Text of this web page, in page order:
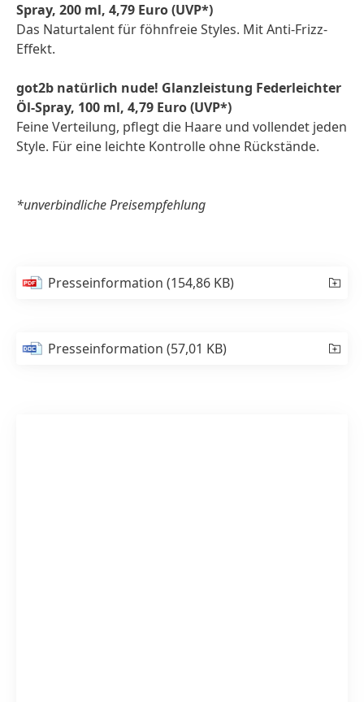
Spray, 200 ml, 4,79 Euro(UVP*)
Das Naturtalent für föhnfreie Styles. Mit Anti-Frizz-
Effekt.
got2b natürlich nude! Glanzleistung Federleichter
Öl-Spray, 100 ml, 4,79 Euro(UVP*)
Feine Verteilung, pflegt die Haare und vollendet jeden
Style. Für eine leichte Kontrolle ohne Rückstände.
*unverbindliche Preisempfehlung
Presseinformation(154,86 KB)
Presseinformation(57,01 KB)